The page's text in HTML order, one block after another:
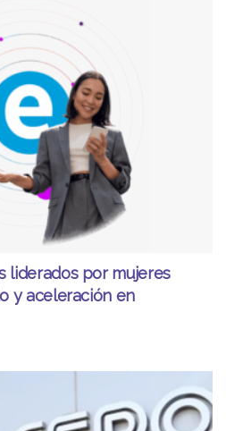
liderados por mujeres
y aceleración en